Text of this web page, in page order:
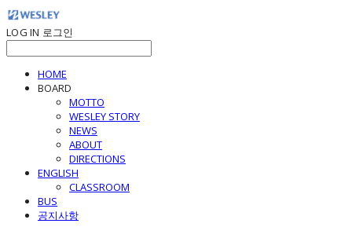
LOG IN 로그인
HOME
BOARD
MOTTO
WESLEY STORY
NEWS
ABOUT
DIRECTIONS
ENGLISH
CLASSROOM
BUS
공지사항